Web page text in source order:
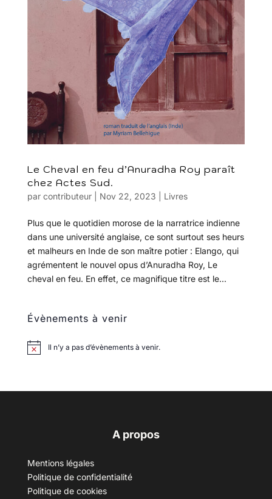
Le Cheval en feu d’Anuradha Roy paraît
chez Actes Sud.
par contributeur| Nov 22, 2023 Livres
Plus que le quotidien morose de la narratrice indienne
dans une université anglaise, ce sont surtout ses heurs
et malheurs en Inde de son maître potier : Elango, qui
agrémentent le nouvel opus d’Anuradha Roy, Le
cheval en feu. En effet, ce magnifique titre est le...
Évènements à venir
Il n’y a pas d’évènements à venir.
A propos
Mentions légales
Politique de confidentialité
Politique de cookies